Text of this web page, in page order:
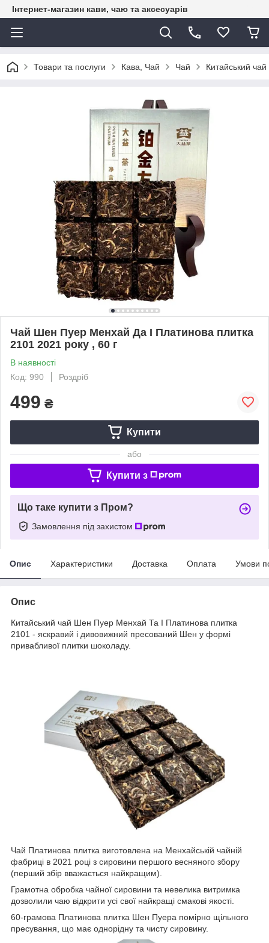
Інтернет-магазин кави, чаю та аксесуарів
Товари та послуги Кава, Чай Чай Китайський чай
Чай Шен Пуер Менхай Да І Платинова плитка
2101 2021 року , 60 г
В наявності
Код: 990
Роздріб
499 ₴
Купити
або
Купити з
Що таке купити з Пром?
Замовлення під захистом
Опис Характеристики Доставка Оплата Умови
Опис
Китайський чай Шен Пуер Менхай Та І Платинова плитка
2101 - яскравий і дивовижний пресований Шен у формі
привабливої плитки шоколаду.
Чай Платинова плитка виготовлена на Менхайській чайній
фабриці в 2021 році з сировини першого весняного збору
(перший збір вважається найкращим).
Грамотна обробка чайної сировини та невелика витримка
дозволили чаю відкрити усі свої найкращі смакові якості.
60-грамова Платинова плитка Шен Пуера помірно щільного
пресування, що має однорідну та чисту сировину.